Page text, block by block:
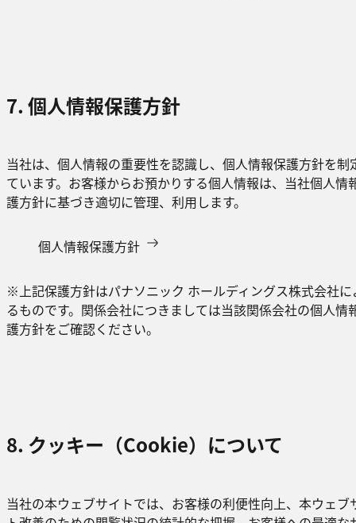
7. 個人情報保護方針
当社は、個人情報の重要性を認識し、個人情報保護方針を制
ています。お客様からお預かりする個人情報は、当社個人情
護方針に基づき適切に管理、利用します。
個人情報保護方針
※上記保護方針はパナソニック ホールディングス株式会社に
るものです。関係会社につきましては当該関係会社の個人情
護方針をご確認ください。
8. クッキー（Cookie）について
当社の本ウェブサイトでは、お客様の利便性向上、本ウェブ